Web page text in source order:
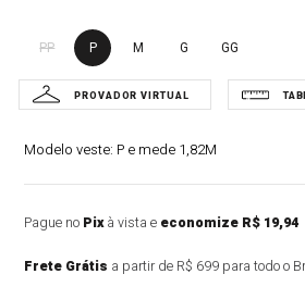
PP P M G GG
Modelo veste: P e mede 1,82M
Pague no Pixà vista e economize R$ 19,94
Frete Grátis a partir de R$ 699 para todo o